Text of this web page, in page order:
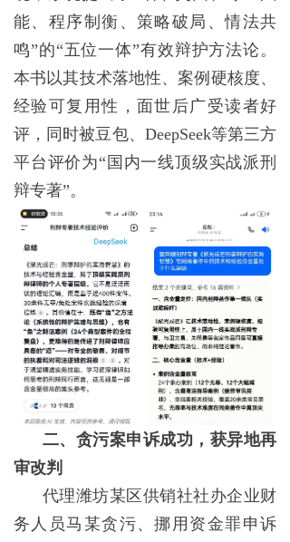
能、程序制衡、策略破局、情法共
鸣”的“五位一体”有效辩护方法论。
本书以其技术落地性、案例硬核度、
经验可复用性，面世后广受读者好
评，同时被豆包、DeepSeek等第三方
平台评价为“国内一线顶级实战派刑
辩专著”。
二、贪污案申诉成功，获异地再
审改判
代理潍坊某区供销社社办企业财
务人员马某贪污、挪用资金罪申诉